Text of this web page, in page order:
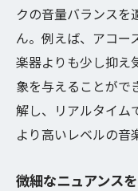
クの音量バランスを
ん。例えば、アコー
楽器よりも少し抑え
象を与えることがで
解し、リアルタイム
より高いレベルの音
微細なニュアンス